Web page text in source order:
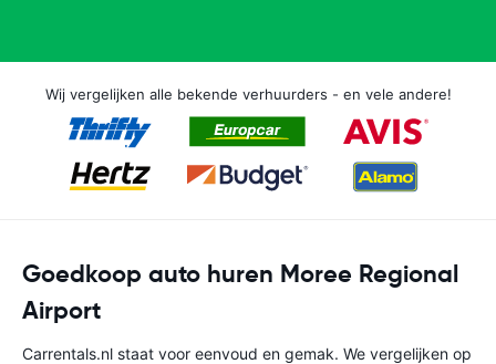
Wij vergelijken alle bekende verhuurders - en vele andere!
Goedkoop auto huren Moree Regional
Airport
Carrentals.nl staat voor eenvoud en gemak. We vergelijken op